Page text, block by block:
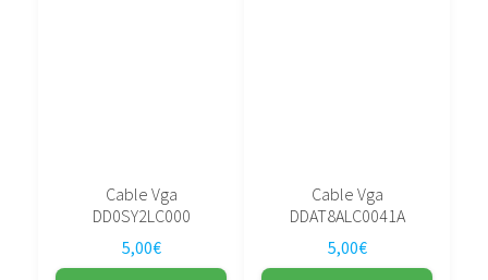
Cable Vga
DD0SY2LC000
5,00€
Cable Vga
DDAT8ALC0041A
5,00€